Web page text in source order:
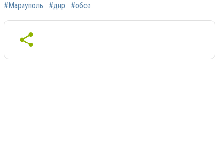
#Мариуполь #днр #обсе